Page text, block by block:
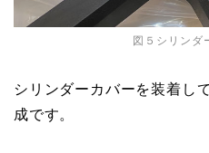
図５シリンダ
シリンダーカバーを装着し
成です。